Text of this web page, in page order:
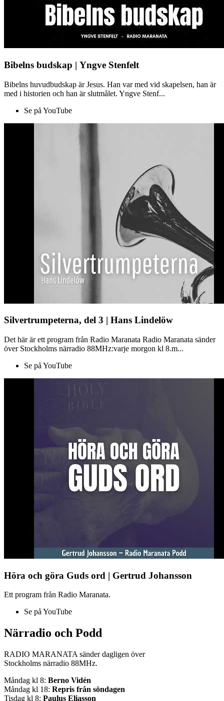
Bibelns budskap | Yngve Stenfelt
Bibelns huvudbudskap är Jesus. Han var med vid skapelsen, han är
med i historien och han är slutmålet. Yngve Stenf...
Se på YouTube
Silvertrumpeterna, del 3 | Hans Lindelöw
Det här är ett program från Radio Maranata Radio Maranata sänder
över Stockholms närradio 88MHz:varje morgon kl 8.m...
Se på YouTube
Höra och göra Guds ord | Gertrud Johansson
Ett program från Radio Maranata.
Se på YouTube
Närradio och Podd
RADIO MARANATA sänder dagligen över
Stockholms närradio 88MHz.
Måndag kl 8: Berno Vidén
Måndag kl 18: Repris från söndagen
Tisdag kl 8: Paulus Eliasson